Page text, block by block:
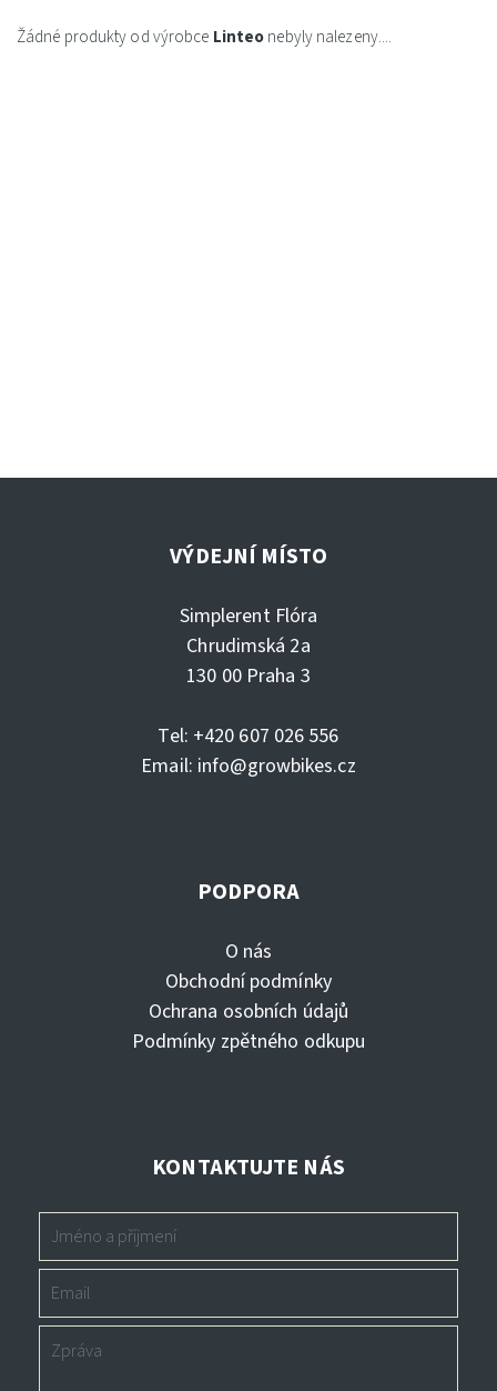
Žádné produkty od výrobce Linteonebyly nalezeny....
VÝDEJNÍ MÍSTO
Simplerent Flóra
Chrudimská 2a
130 00 Praha 3
Tel: +420 607 026 556
Email: info@growbikes.cz
PODPORA
O nás
Obchodní podmínky
Ochrana osobních údajů
Podmínky zpětného odkupu
KONTAKTUJTE NÁS